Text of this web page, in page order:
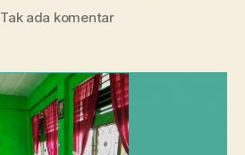
artikel
Tak ada komentarpada
DNA
Sederhana